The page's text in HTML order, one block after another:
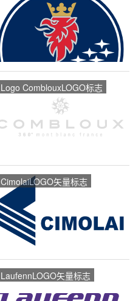
Logo ComblouxLOGO标志
CimolaiLOGO矢量标志
LaufennLOGO矢量标志